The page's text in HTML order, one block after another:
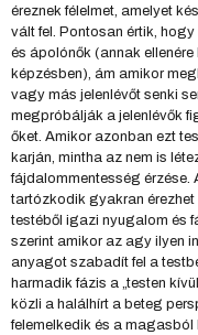
éreznek félelmet, amelyet
vált fel. Pontosan értik,
és ápolónők (annak
képzésben), ám amikor
vagy más jelenlévőt senki
megpróbálják a jelenlévők
őket. Amikor azonban ezt
karján, mintha az nem is
fájdalommentesség érzése.
tartózkodik gyakran
testéből igazi nyugalom és
szerint amikor az agy ilyen
anyagot szabadít fel a
harmadik fázis a „testen
közli a halálhírt a beteg
felemelkedik és a